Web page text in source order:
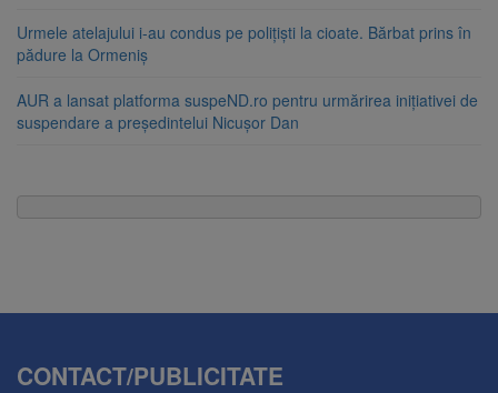
Urmele atelajului i-au condus pe polițiști la cioate. Bărbat prins în
pădure la Ormeniș
AUR a lansat platforma suspeND.ro pentru urmărirea inițiativei de
suspendare a președintelui Nicușor Dan
CONTACT/PUBLICITATE